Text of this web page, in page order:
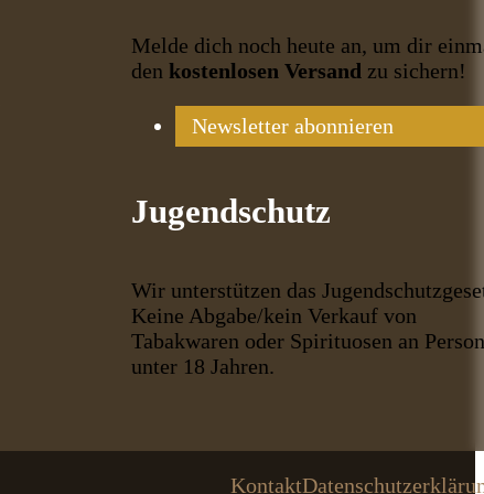
Melde dich noch heute an, um dir
denkostenlosen Versand zu sichern!
Newsletter abonnieren
Jugendschutz
Wir unterstützen das
Keine Abgabe/kein Verkauf von
Tabakwaren oder Spirituosen an
unter 18 Jahren.
Kontakt